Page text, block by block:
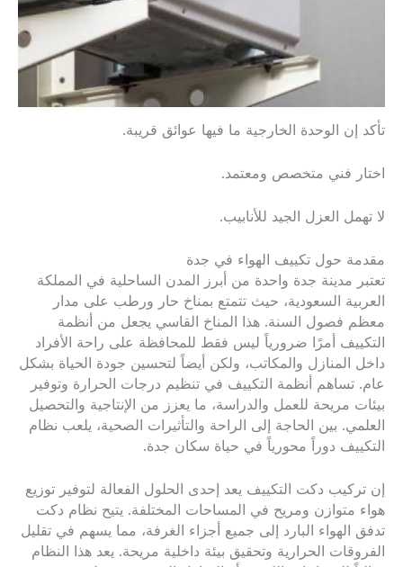
تأكد إن الوحدة الخارجية ما فيها عوائق قريبة.
اختار فني متخصص ومعتمد.
لا تهمل العزل الجيد للأنابيب.
مقدمة حول تكييف الهواء في جدة
تعتبر مدينة جدة واحدة من أبرز المدن الساحلية في المملكة
العربية السعودية، حيث تتمتع بمناخ حار ورطب على مدار
معظم فصول السنة. هذا المناخ القاسي يجعل من أنظمة
التكييف أمرًا ضرورياً ليس فقط للمحافظة على راحة الأفراد
داخل المنازل والمكاتب، ولكن أيضاً لتحسين جودة الحياة بشكل
عام. تساهم أنظمة التكييف في تنظيم درجات الحرارة وتوفير
بيئات مريحة للعمل والدراسة، ما يعزز من الإنتاجية والتحصيل
العلمي. بين الحاجة إلى الراحة والتأثيرات الصحية، يلعب نظام
التكييف دوراً محورياً في حياة سكان جدة.
إن تركيب دكت التكييف يعد إحدى الحلول الفعالة لتوفير توزيع
هواء متوازن ومريح في المساحات المختلفة. يتيح نظام دكت
تدفق الهواء البارد إلى جميع أجزاء الغرفة، مما يسهم في تقليل
الفروقات الحرارية وتحقيق بيئة داخلية مريحة. يعد هذا النظام